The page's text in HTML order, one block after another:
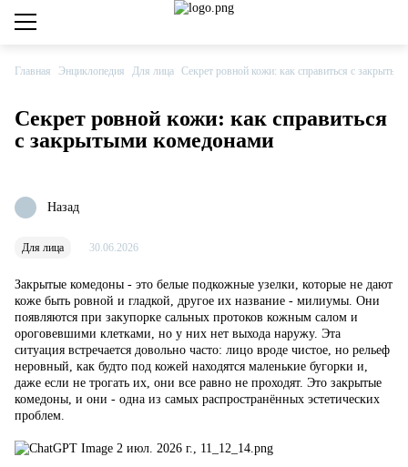
Private club
Каталог товаров
Сервис
info@cosmetika.ru
Дохтуровский переулок, дом 6
Обучение
Главная Энциклопедия Для лица Секрет ровной кожи: как справиться с
Секрет ровной кожи: как справиться
с закрытыми комедонами
Назад
Для лица 30.06.2026
Закрытые комедоны - это белые подкожные узелки, которые не дают
коже быть ровной и гладкой, другое их название - милиумы. Они
появляются при закупорке сальных протоков кожным салом и
ороговевшими клетками, но у них нет выхода наружу. Эта
ситуация встречается довольно часто: лицо вроде чистое, но рельеф
неровный, как будто под кожей находятся маленькие бугорки и,
даже если не трогать их, они все равно не проходят. Это закрытые
комедоны, и они - одна из самых распространённых эстетических
проблем.